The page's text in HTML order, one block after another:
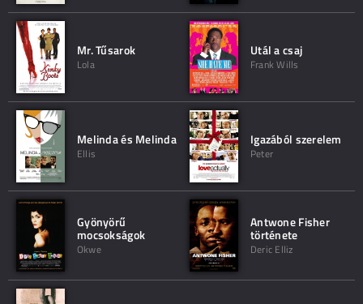
Mr. Tűsarok
Lola
Utál a csaj
Frank Wills
Melinda és Melinda
Ellis
Igazából szerelem
Peter
Gyönyörű
mocsokságok
Okwe
Antwone Fisher
története
Deric Elliz